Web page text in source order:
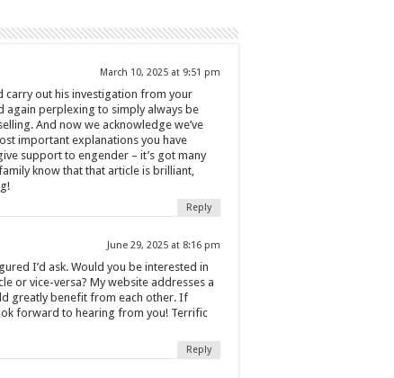
March 10, 2025 at 9:51 pm
carry out his investigation from your
again perplexing to simply always be
And now we acknowledge we’ve
important explanations you have
support to engender – it’s got many
know that that article is brilliant,
Reply
June 29, 2025 at 8:16 pm
I’d ask. Would you be interested in
or vice-versa? My website addresses a
greatly benefit from each other. If
forward to hearing from you! Terrific
Reply